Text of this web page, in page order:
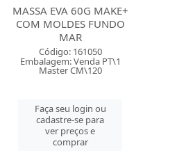
MASSA EVA 60G MAKE+
COM MOLDES FUNDO
MAR
Código: 161050
Embalagem: Venda PT\1
Master CM\120
Faça seu login ou
cadastre-se para
ver preços e
comprar